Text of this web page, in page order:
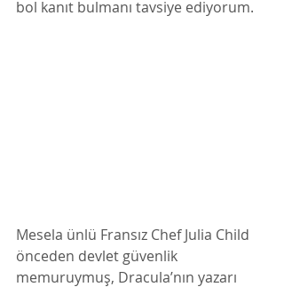
bol kanıt bulmanı tavsiye ediyorum.
Mesela ünlü Fransız Chef Julia Child
önceden devlet güvenlik
memuruymuş, Dracula’nın yazarı